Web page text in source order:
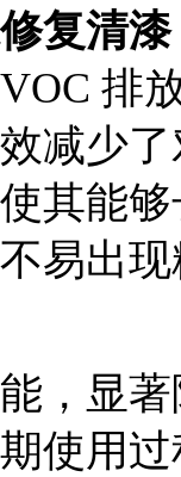
复清
排
减少
其能
易出
， 显
使用